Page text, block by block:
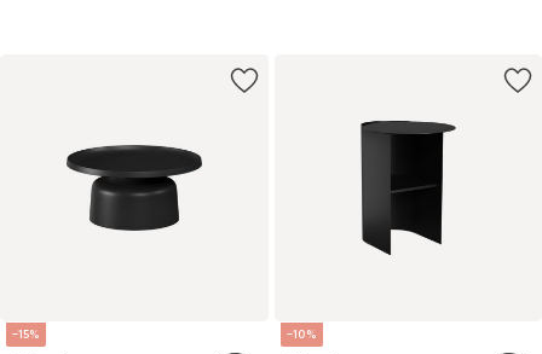
15 10